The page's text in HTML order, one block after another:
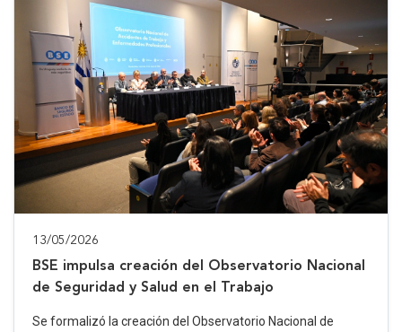
13/05/2026
BSE impulsa creación del Observatorio Nacional
de Seguridad y Salud en el Trabajo
Se formalizó la creación del Observatorio Nacional de